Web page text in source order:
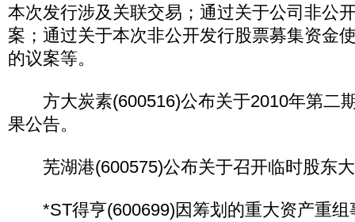
本次发行涉及关联交易；通过关于公司非公
案；通过关于本次非公开发行股票募集资金
的议案等。
方大炭素(600516)公布关于2010年第二
果公告。
芜湖港(600575)公布关于召开临时股东大
*ST得亨(600699)因筹划的重大资产重组